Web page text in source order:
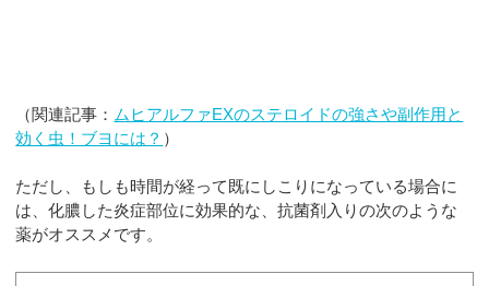
（関連記事： ムヒアルファEXのステロイドの強さや副作用と
効く虫！ブヨには？ ）
ただし、もしも時間が経って既にしこりになっている場合に
は、化膿した炎症部位に効果的な、抗菌剤入りの次のような
薬がオススメです。